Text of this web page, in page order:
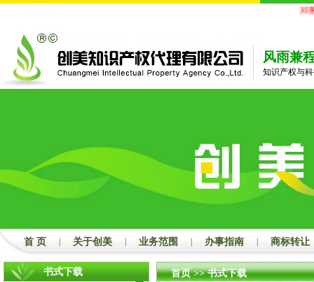
郑重
风雨兼
知识产权与
首 页 关于创美 业务范围 办事指南 商标转让
书式下载 首页>>书式下载